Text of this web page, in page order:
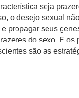
seja
o desejo sexual
propagar seus
do sexo. E os
são as